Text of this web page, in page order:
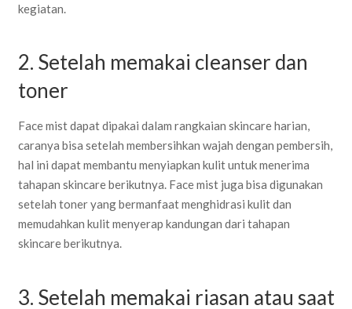
kegiatan.
2. Setelah memakai cleanser dan
toner
Face mist dapat dipakai dalam rangkaian skincare harian,
caranya bisa setelah membersihkan wajah dengan pembersih,
hal ini dapat membantu menyiapkan kulit untuk menerima
tahapan skincare berikutnya. Face mist juga bisa digunakan
setelah toner yang bermanfaat menghidrasi kulit dan
memudahkan kulit menyerap kandungan dari tahapan
skincare berikutnya.
3. Setelah memakai riasan atau saat